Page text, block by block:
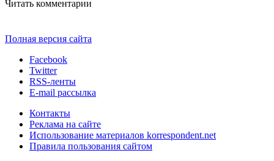
Читать комментарии
Полная версия сайта
Facebook
Twitter
RSS-ленты
E-mail рассылка
Контакты
Реклама на сайте
Использование материалов korrespondent.net
Правила пользования сайтом